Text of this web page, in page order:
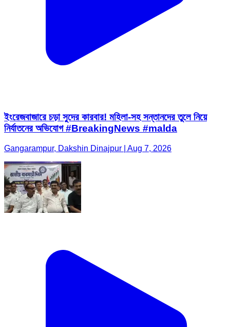
ইংরেজবাজারে চড়া সুদের কারবার! মহিলা-সহ সন্তানদের তুলে নিয়ে
নির্যাতনের অভিযোগ #BreakingNews #malda
Gangarampur, Dakshin Dinajpur | Aug 7, 2026